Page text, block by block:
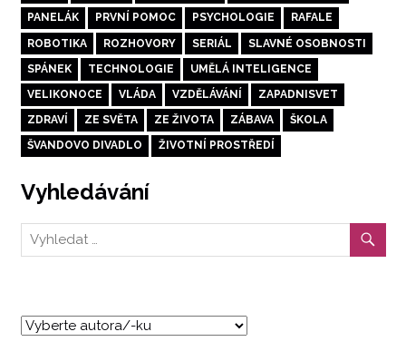
PANELÁK PRVNÍ POMOC PSYCHOLOGIE RAFALE
ROBOTIKA ROZHOVORY SERIÁL SLAVNÉ OSOBNOSTI
SPÁNEK TECHNOLOGIE UMĚLÁ INTELIGENCE
VELIKONOCE VLÁDA VZDĚLÁVÁNÍ ZAPADNISVET
ZDRAVÍ ZE SVĚTA ZE ŽIVOTA ZÁBAVA ŠKOLA
ŠVANDOVO DIVADLO ŽIVOTNÍ PROSTŘEDÍ
Vyhledávání